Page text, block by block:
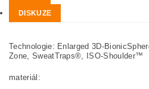
DISKUZE
Technologie: Enlarged 3D-
Zone, SweatTraps®, ISO-Shoulder™
materiál: